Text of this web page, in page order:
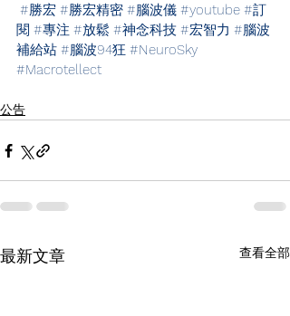
#勝宏 #勝宏精密 #腦波儀 #youtube #訂
閱 #專注 #放鬆 #神念科技 #宏智力 #腦波
補給站 #腦波94狂 #NeuroSky
#Macrotellect
公告
最新文章 查看全部